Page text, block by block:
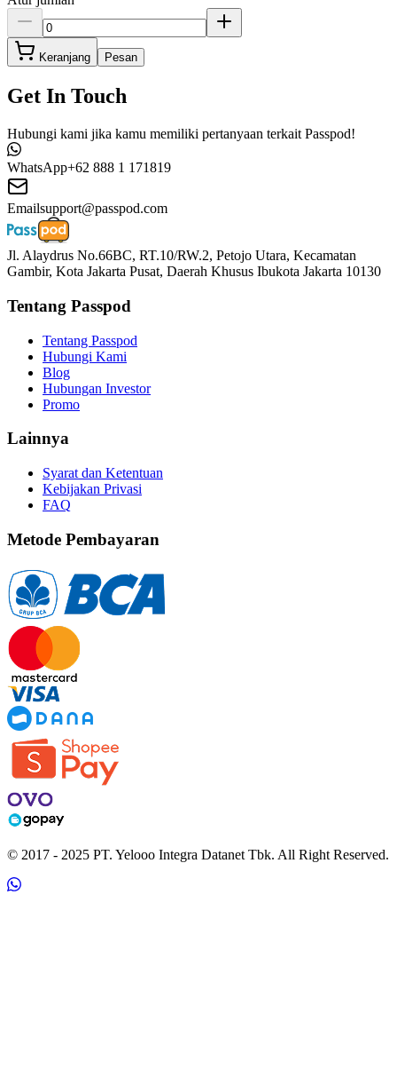
Keranjang Pesan
Get In Touch
Hubungi kami jika kamu memiliki pertanyaan terkait Passpod!
WhatsApp+62 888 1 171819
Emailsupport@passpod.com
Jl. Alaydrus No.66BC, RT.10/RW.2, Petojo Utara, Kecamatan
Gambir, Kota Jakarta Pusat, Daerah Khusus Ibukota Jakarta 10130
Tentang Passpod
Tentang Passpod
Hubungi Kami
Blog
Hubungan Investor
Promo
Lainnya
Syarat dan Ketentuan
Kebijakan Privasi
FAQ
Metode Pembayaran
© 2017 - 2025 PT. Yelooo Integra Datanet Tbk. All Right Reserved.